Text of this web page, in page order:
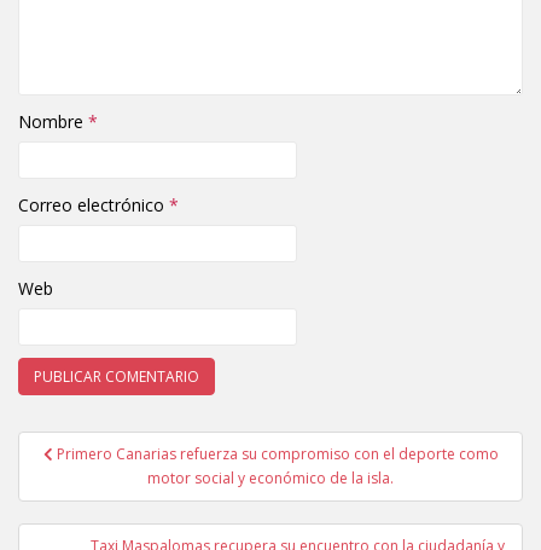
Nombre *
Correo electrónico *
Web
Navegación de entradas
Primero Canarias refuerza su compromiso con el deporte como
motor social y económico de la isla.
Taxi Maspalomas recupera su encuentro con la ciudadanía y